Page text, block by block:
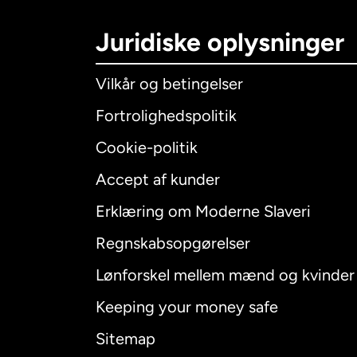
Juridiske oplysninger
Vilkår og betingelser
Fortrolighedspolitik
Cookie-politik
Accept af kunder
Erklæring om Moderne Slaveri
Regnskabsopgørelser
Lønforskel mellem mænd og kvinder
Keeping your money safe
Sitemap
Australien